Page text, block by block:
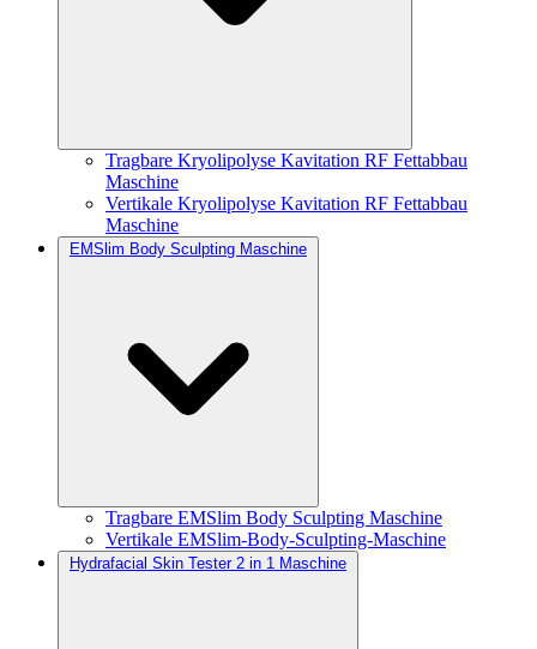
Tragbare Kryolipolyse Kavitation RF Fettabbau
Maschine
Vertikale Kryolipolyse Kavitation RF Fettabbau
Maschine
EMSlim Body Sculpting Maschine
Tragbare EMSlim Body Sculpting Maschine
Vertikale EMSlim-Body-Sculpting-Maschine
Hydrafacial Skin Tester 2 in 1 Maschine